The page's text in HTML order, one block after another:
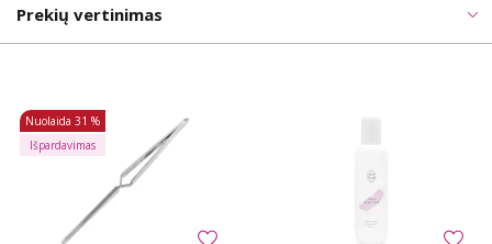
Prekių vertinimas
Nuolaida 31 %
Išpardavimas